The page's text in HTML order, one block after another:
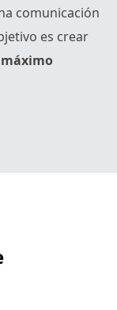
comunicación
es crear
máximo